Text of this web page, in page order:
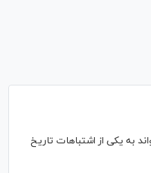
به یکی از اشتباهات تاریخ